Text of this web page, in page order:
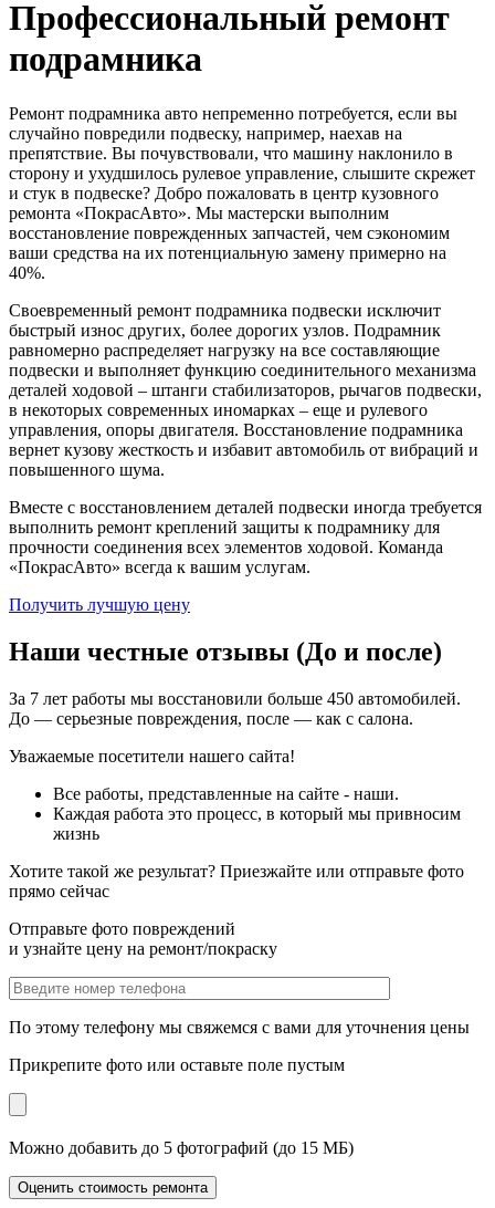
Профессиональный ремонт
подрамника
Ремонт подрамника авто непременно потребуется, если вы
случайно повредили подвеску, например, наехав на
препятствие. Вы почувствовали, что машину наклонило в
сторону и ухудшилось рулевое управление, слышите скрежет
и стук в подвеске? Добро пожаловать в центр кузовного
ремонта «ПокрасАвто». Мы мастерски выполним
восстановление поврежденных запчастей, чем сэкономим
ваши средства на их потенциальную замену примерно на
40%.
Своевременный ремонт подрамника подвески исключит
быстрый износ других, более дорогих узлов. Подрамник
равномерно распределяет нагрузку на все составляющие
подвески и выполняет функцию соединительного механизма
деталей ходовой – штанги стабилизаторов, рычагов подвески,
в некоторых современных иномарках – еще и рулевого
управления, опоры двигателя. Восстановление подрамника
вернет кузову жесткость и избавит автомобиль от вибраций и
повышенного шума.
Вместе с восстановлением деталей подвески иногда требуется
выполнить ремонт креплений защиты к подрамнику для
прочности соединения всех элементов ходовой. Команда
«ПокрасАвто» всегда к вашим услугам.
Получить лучшую цену
Наши честные отзывы (До и после)
За 7 лет работы мы восстановили больше 450 автомобилей.
До — серьезные повреждения, после — как с салона.
Уважаемые посетители нашего сайта!
Все работы, представленные на сайте - наши.
Каждая работа это процесс, в который мы привносим
жизнь
Хотите такой же результат? Приезжайте или отправьте фото
прямо сейчас
Отправьте фото повреждений
и узнайте цену на ремонт/покраску
По этому телефону мы свяжемся с вами для уточнения цены
Прикрепите фото или оставьте поле пустым
Можно добавить до 5 фотографий (до 15 МБ)